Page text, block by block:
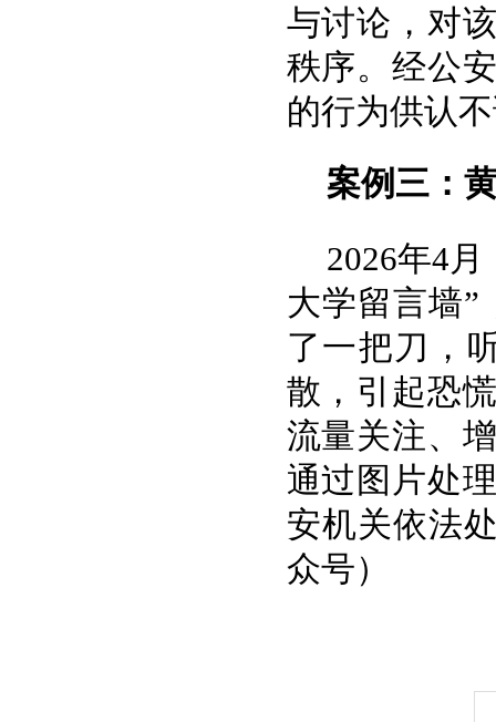
与讨论，对
秩序。经公
的行为供认
案例三：
2026年4
大学留言墙”
了一把刀，
散，引起恐
流量关注、
通过图片处
安机关依法
众号）